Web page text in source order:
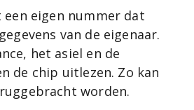
eigen nummer dat
van de eigenaar.
het asiel en de
de chip uitlezen. Zo kan
worden.